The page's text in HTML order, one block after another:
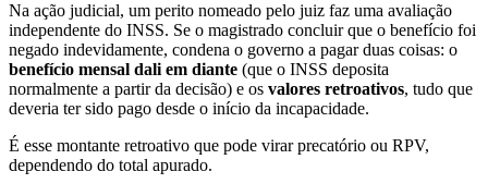
Na ação judicial, um perito nomeado pelo juiz faz uma avaliação
independente do INSS. Se o magistrado concluir que o benefício foi
negado indevidamente, condena o governo a pagar duas coisas: o
benefício mensal dali em diante (que o INSS deposita
normalmente a partir da decisão) e os valores retroativos, tudo que
deveria ter sido pago desde o início da incapacidade.
É esse montante retroativo que pode virar precatório ou RPV,
dependendo do total apurado.